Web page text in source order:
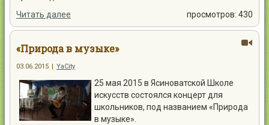
Читать далее
просмотров: 430
«Природа в музыке»
03.06.2015 | YaCity
25 мая 2015 в Ясиноватской Школе
искусств состоялся концерт для
школьников, под названием «Природа
в музыке».